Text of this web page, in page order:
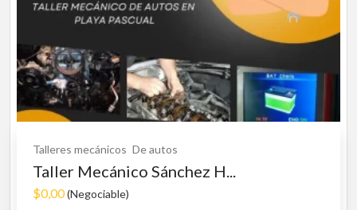
Talleres mecánicos De autos
Taller Mecánico Sánchez H...
$0,00(Negociable)